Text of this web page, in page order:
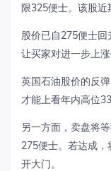
限325便士。该股近
股价已自275便士
让买家对进一步上涨
英国石油股价的反
才能上看年内高位
另一方面，卖盘将
275便士。若达成
开大门。